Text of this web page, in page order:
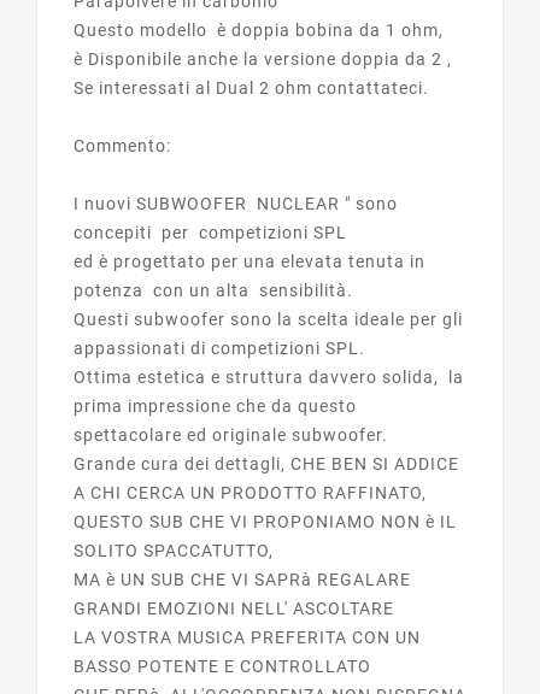
Questo modello è doppia bobina da 1 ohm,
è Disponibile anche la versione doppia da 2 ,
Se interessati al Dual 2 ohm contattateci.
Commento:
I nuovi SUBWOOFER NUCLEAR " sono
concepiti per competizioni SPL
ed è progettato per una elevata tenuta in
potenza con un alta sensibilità.
Questi subwoofer sono la scelta ideale per gli
appassionati di competizioni SPL.
Ottima estetica e struttura davvero solida, la
prima impressione che da questo
spettacolare ed originale subwoofer.
Grande cura dei dettagli, CHE BEN SI ADDICE
A CHI CERCA UN PRODOTTO RAFFINATO,
QUESTO SUB CHE VI PROPONIAMO NON è IL
SOLITO SPACCATUTTO,
MA è UN SUB CHE VI SAPRà REGALARE
GRANDI EMOZIONI NELL' ASCOLTARE
LA VOSTRA MUSICA PREFERITA CON UN
BASSO POTENTE E CONTROLLATO